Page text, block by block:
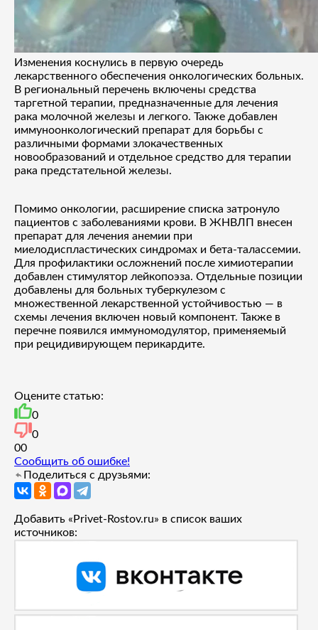
Изменения коснулись в первую очередь
лекарственного обеспечения онкологических больных.
В региональный перечень включены средства
таргетной терапии, предназначенные для лечения
рака молочной железы и легкого. Также добавлен
иммуноонкологический препарат для борьбы с
различными формами злокачественных
новообразований и отдельное средство для терапии
рака предстательной железы.
Помимо онкологии, расширение списка затронуло
пациентов с заболеваниями крови. В ЖНВЛП внесен
препарат для лечения анемии при
миелодиспластических синдромах и бета-талассемии.
Для профилактики осложнений после химиотерапии
добавлен стимулятор лейкопоэза. Отдельные позиции
добавлены для больных туберкулезом с
множественной лекарственной устойчивостью — в
схемы лечения включен новый компонент. Также в
перечне появился иммуномодулятор, применяемый
при рецидивирующем перикардите.
Оцените статью:
0
0
00
Сообщить об ошибке!
Поделиться с друзьями:
Добавить «Privet-Rostov.ru» в список ваших
источников: